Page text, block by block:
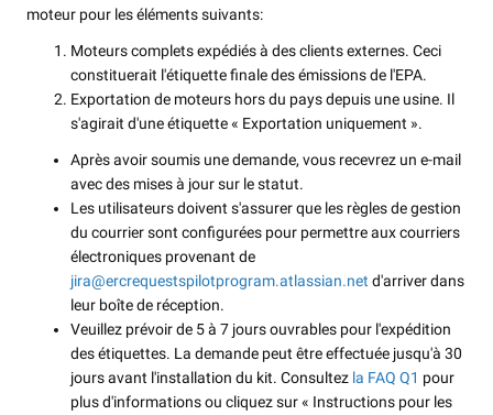
moteur pour les éléments suivants:
Moteurs complets expédiés à des clients externes. Ceci
constituerait l'étiquette finale des émissions de l'EPA.
Exportation de moteurs hors du pays depuis une usine. Il
s'agirait d'une étiquette « Exportation uniquement ».
Après avoir soumis une demande, vous recevrez un e-mail
avec des mises à jour sur le statut.
Les utilisateurs doivent s'assurer que les règles de gestion
du courrier sont configurées pour permettre aux courriers
électroniques provenant de
jira@ercrequestspilotprogram.atlassian.net d'arriver dans
leur boîte de réception.
Veuillez prévoir de 5 à 7 jours ouvrables pour l'expédition
des étiquettes. La demande peut être effectuée jusqu'à 30
jours avant l'installation du kit. Consultez la FAQ Q1 pour
plus d'informations ou cliquez sur « Instructions pour les